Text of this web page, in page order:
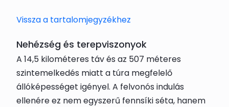
Vissza a tartalomjegyzékhez
Nehézség és terepviszonyok
A 14,5 kilométeres táv és az 507 méteres
szintemelkedés miatt a túra megfelelő
állóképességet igényel. A felvonós indulás
ellenére ez nem egyszerű fennsíki séta, hanem